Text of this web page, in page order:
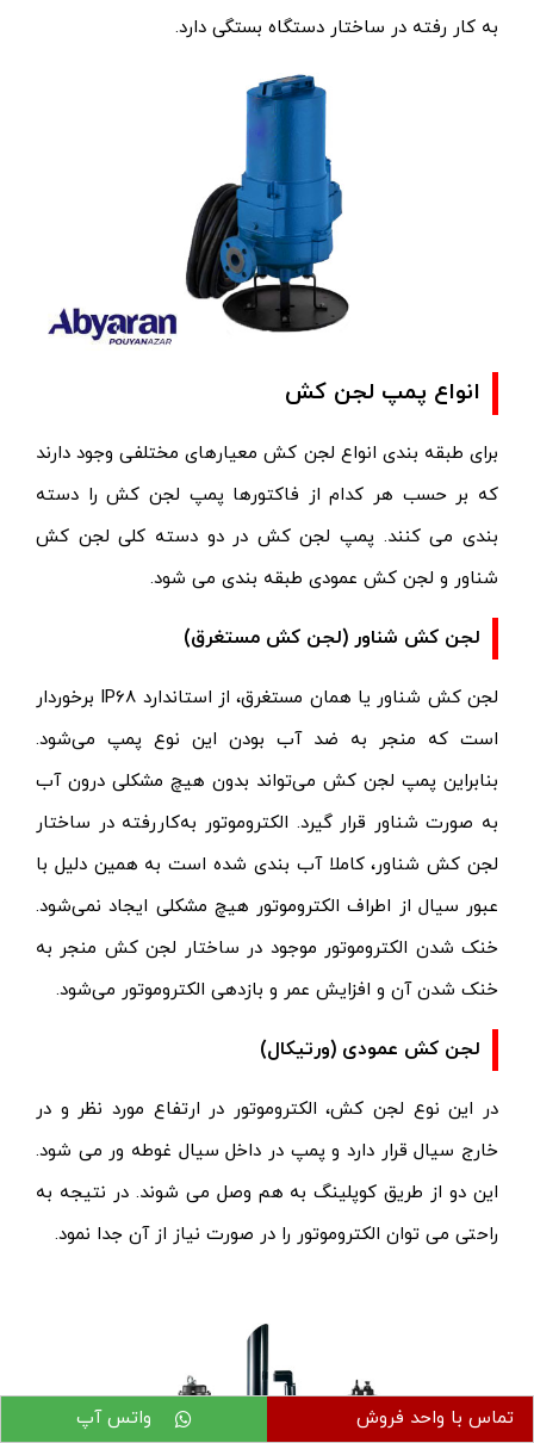
به کار رفته در ساختار دستگاه بستگی دارد.
انواع پمپ لجن کش
برای طبقه بندی انواع لجن کش معیارهای مختلفی وجود دارند
که بر حسب هر کدام از فاکتورها پمپ لجن کش را دسته
بندی می کنند. پمپ لجن کش‌ در دو دسته کلی لجن کش
شناور و لجن کش عمودی طبقه بندی می شود.
لجن کش شناور (لجن کش مستغرق)
لجن کش شناور یا همان مستغرق، از استاندارد IP68 برخوردار
است که منجر به ضد آب بودن این نوع پمپ می‌شود.
بنابراین پمپ لجن کش می‌تواند بدون هیچ مشکلی درون آب
به صورت شناور قرار گیرد. الکتروموتور به‌کار‌‌رفته در ساختار
لجن کش شناور، کاملا آب بندی شده است به همین دلیل با
عبور سیال از اطراف الکتروموتور هیچ مشکلی ایجاد نمی‌شود.
خنک شدن الکتروموتور موجود در ساختار لجن کش منجر به
خنک شدن آن و افزایش عمر و بازدهی الکتروموتور می‌شود.
لجن کش عمودی (ورتیکال)
در این نوع لجن کش، الکتروموتور در ارتفاع مورد نظر و در
خارج سیال قرار دارد و پمپ در داخل سیال غوطه ور می شود.
این دو از طریق کوپلینگ به هم وصل می شوند. در نتیجه به
راحتی می توان الکتروموتور را در صورت نیاز از آن جدا نمود.
تماس با واحد فروش واتس آپ